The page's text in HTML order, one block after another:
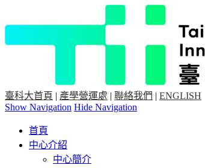
臺科大首頁 | 產學營運處 | 聯絡我們 | ENGLISH
Show Navigation Hide Navigation
首頁
中心介紹
中心簡介